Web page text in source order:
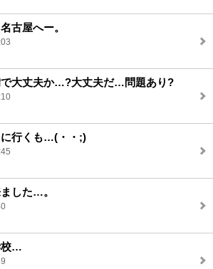
古屋へー。
で大丈夫か…?大丈夫だ…問題あり?
行くも…(・・;)
した…。
校…